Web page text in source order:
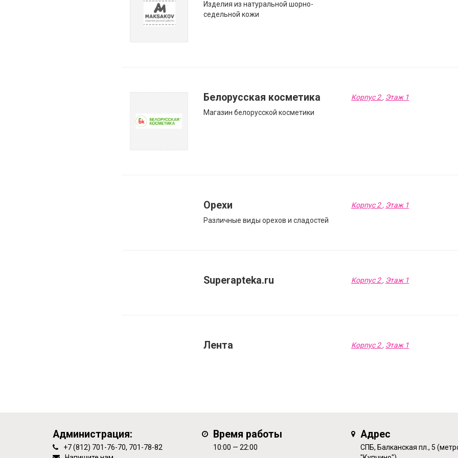
Изделия из натуральной шорно-
седельной кожи
Белорусская косметика
Магазин белорусской косметики
Корпус 2, Этаж 1
Орехи
Различные виды орехов и сладостей
Корпус 2, Этаж 1
Superapteka.ru Корпус 2, Этаж 1
Лента Корпус 2, Этаж 1
Администрация:
+7 (812) 701-76-70, 701-78-82
Время работы
10:00 — 22:00
Адрес
СПБ, Балканская пл., 5